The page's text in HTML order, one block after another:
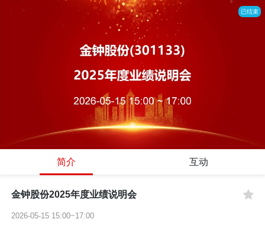
已结束
简介 互动
金钟股份2025年度业绩说明会
2026-05-15 15:00~17:00